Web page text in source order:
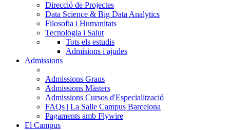
Direcció de Projectes
Data Science & Big Data Analytics
Filosofia i Humanitats
Tecnologia i Salut
Tots els estudis
Admisions i ajudes
Admissions
Admissions Graus
Admissions Màsters
Admissions Cursos d'Especialització
FAQs | La Salle Campus Barcelona
Pagaments amb Flywire
El Campus